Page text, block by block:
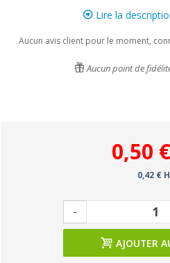
Lire la
Aucun avis client pour le moment,
Aucun point de
0,50 €
0,42 €
-
AJOUTER